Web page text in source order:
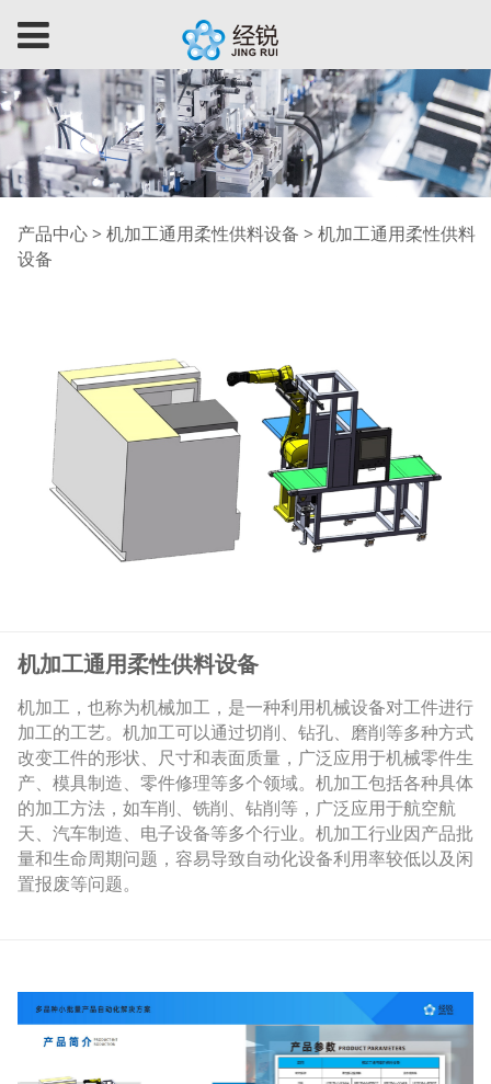
机加工通用柔性供料设
产品中心> 机加工通用柔性供料设备 > 机加工通用柔性供料
设备
机加工通用柔性供料设备
机加工，也称为机械加工，是一种利用机械设备对工件进行
加工的工艺。机加工可以通过切削、钻孔、磨削等多种方式
改变工件的形状、尺寸和表面质量，广泛应用于机械零件生
产、模具制造、零件修理等多个领域。机加工包括各种具体
的加工方法，如车削、铣削、钻削等，广泛应用于航空航
天、汽车制造、电子设备等多个行业。机加工行业因产品批
量和生命周期问题，容易导致自动化设备利用率较低以及闲
置报废等问题。